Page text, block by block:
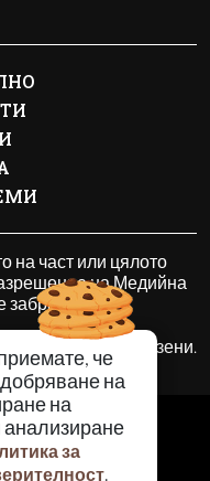
че
на
на
анализиране
за
.
на част или цялото
на Медийна
забранено.
права запазени.